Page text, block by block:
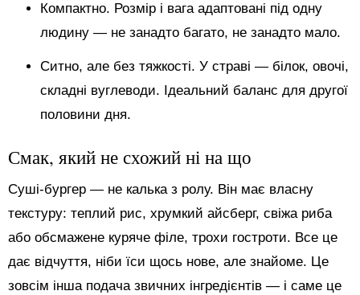
Компактно. Розмір і вага адаптовані під одну
людину — не занадто багато, не занадто мало.
Ситно, але без тяжкості. У страві — білок, овочі,
складні вуглеводи. Ідеальний баланс для другої
половини дня.
Смак, який не схожий ні на що
Суші-бургер — не калька з ролу. Він має власну
текстуру: теплий рис, хрумкий айсберг, свіжа риба
або обсмажене куряче філе, трохи гостроти. Все це
дає відчуття, ніби їси щось нове, але знайоме. Це
зовсім інша подача звичних інгредієнтів — і саме це